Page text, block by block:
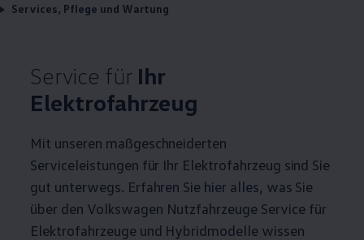
Services, Pflege und Wartung
Service für Ihr
Elektrofahrzeug
Mit unseren maßgeschneiderten
Serviceleistungen für Ihr Elektrofahrzeug sind Sie
gut unterwegs. Erfahren Sie hier alles, was Sie
über den Volkswagen Nutzfahrzeuge Service für
Elektrofahrzeuge und Hybridmodelle wissen